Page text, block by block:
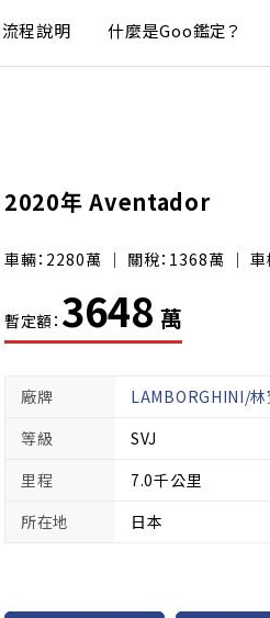
程說明 什麼是Goo鑑定？
2020年 Aventador
車輛：2280萬 ｜ 關稅：1368萬 ｜ 車
暫定額： 3648 萬
廠牌 LAMBORGHINI/林
等級
SVJ
里程
7.0千公里
所在地
日本